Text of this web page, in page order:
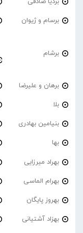
برسام و ژیوان
برشام
برهان و علیرضا
بلا
بنیامین بهادری
بها
بهراد میرزایی
بهرام الماسی
بهروز پایگان
بهزاد آشتیانی